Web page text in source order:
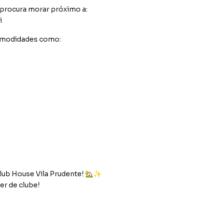
morar próximo a:
como:
House Vila Prudente! 🏡✨
de clube!